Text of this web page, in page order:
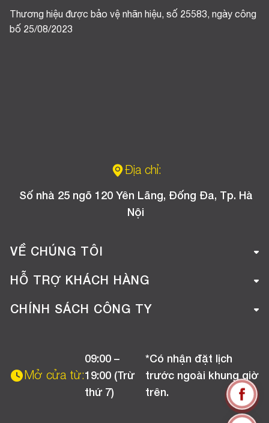
Thương hiệu được bảo vệ nhãn hiệu, số 25583, ngày công
bố 25/08/2023
Địa chỉ:
Số nhà 25 ngõ 120 Yên Lãng, Đống Đa, Tp. Hà
Nội
VỀ CHÚNG TÔI
Giới thiệu công ty
Tuyển dụng
HỖ TRỢ KHÁCH HÀNG
Hướng dẫn mua hàng online
Chương trình khuyến mãi
CHÍNH SÁCH CÔNG TY
Chính sách bảo hành
Mở cửa từ:
09:00 –
19:00 (Trừ
thứ 7)
*Có nhận đặt lịch
trước ngoài khung giờ
trên.